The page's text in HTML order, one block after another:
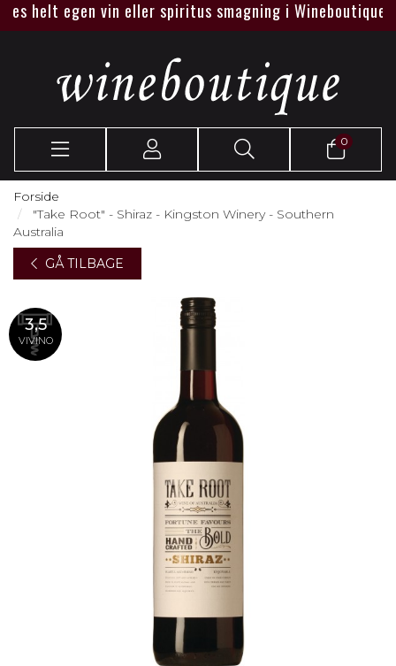
helt egen vin eller spiritus smagning i Wineboutique
0
Forside
"Take Root" - Shiraz - Kingston Winery - Southern
Australia
GÅ TILBAGE
3,5
VIVINO